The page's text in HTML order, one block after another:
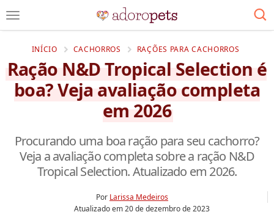
INÍCIO CACHORROS RAÇÕES PARA CACHORROS
Ração N&D Tropical Selection é
boa? Veja avaliação completa
em 2026
Procurando uma boa ração para seu cachorro?
Veja a avaliação completa sobre a ração N&D
Tropical Selection. Atualizado em 2026.
Por Larissa Medeiros
Atualizado em20 de dezembro de 2023